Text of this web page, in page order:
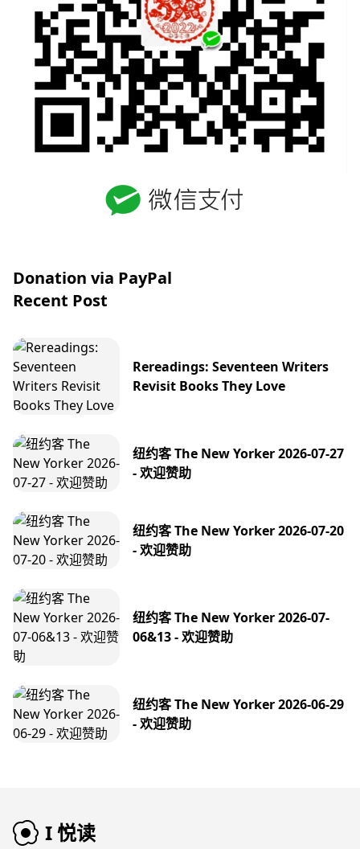
Donation via PayPal
Recent Post
Rereadings: Seventeen Writers
Revisit Books They Love
纽约客 The New Yorker 2026-07-27
- 欢迎赞助
纽约客 The New Yorker 2026-07-20
- 欢迎赞助
纽约客 The New Yorker 2026-07-
06&13 - 欢迎赞助
纽约客 The New Yorker 2026-06-29
- 欢迎赞助
I 悦读